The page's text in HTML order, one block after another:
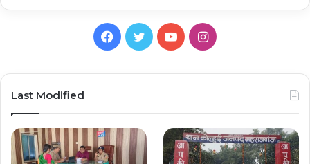
Facebook
TwitterYouTubeInstagram
Last Modified